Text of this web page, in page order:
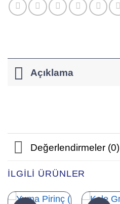
Açıklama
Değerlendirmeler (0)
İLGILI ÜRÜNLER